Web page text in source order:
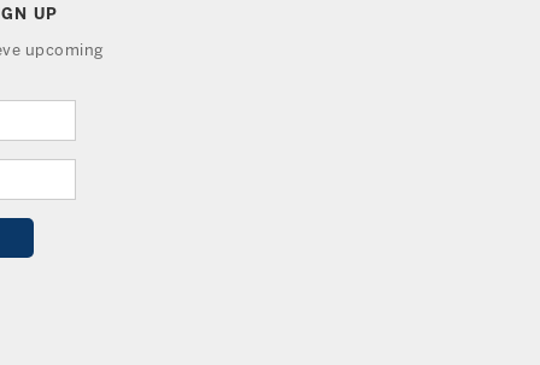
UP
upcoming